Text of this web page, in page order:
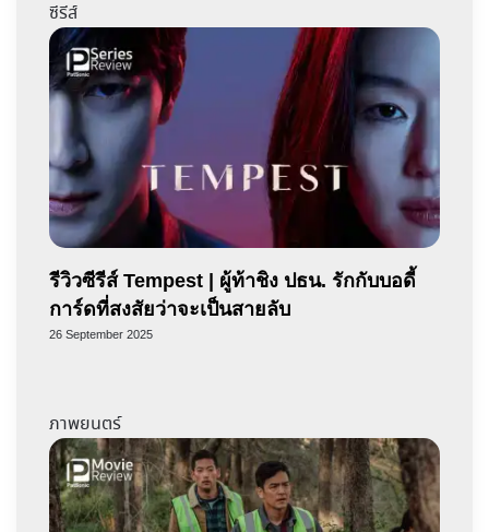
ซีรีส์
รีวิวซีรีส์ Tempest | ผู้ท้าชิง ปธน. รักกับบอดี้
การ์ดที่สงสัยว่าจะเป็นสายลับ
26 September 2025
ภาพยนตร์